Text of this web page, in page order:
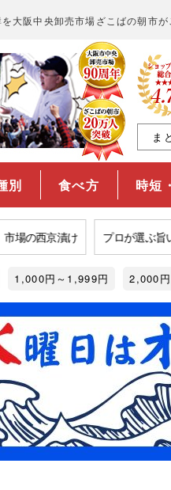
大阪中央卸売市場ざこばの朝市が
ま
別 食べ方 時短
の西京漬け プロが選ぶ旨い鮭
1,000円～1,999円 2,000